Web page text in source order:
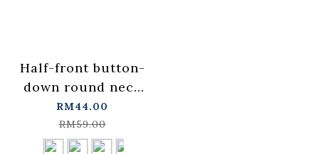
Half-front button-
down round neck
fitted top,
available in four
colors【01099501】
RM44.00
RM59.00